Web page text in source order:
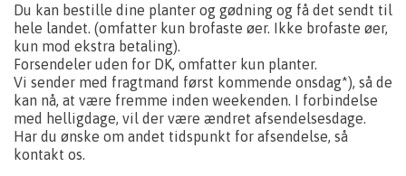
Du kan bestille dine planter og gødning og få det sendt til
hele landet. (omfatter kun brofaste øer. Ikke brofaste øer,
kun mod ekstra betaling).
Forsendeler uden for DK, omfatter kun planter.
Vi sender med fragtmand først kommende onsdag*), så de
kan nå, at være fremme inden weekenden. I forbindelse
med helligdage, vil der være ændret afsendelsesdage.
Har du ønske om andet tidspunkt for afsendelse, så
kontakt os.